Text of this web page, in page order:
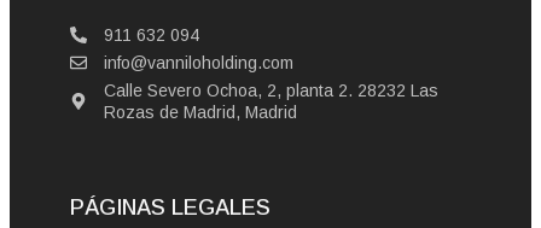
911 632 094
info@vanniloholding.com
Calle Severo Ochoa, 2, planta 2. 28232 Las
Rozas de Madrid, Madrid
PÁGINAS LEGALES